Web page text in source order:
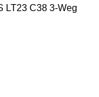
LT23 C38 3-Weg